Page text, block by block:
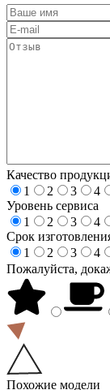
Качество
1
2 3 4
Уровень сервиса
1
2 3 4
Срок
1
2 3 4
Пожалуйста,
Похожие модели